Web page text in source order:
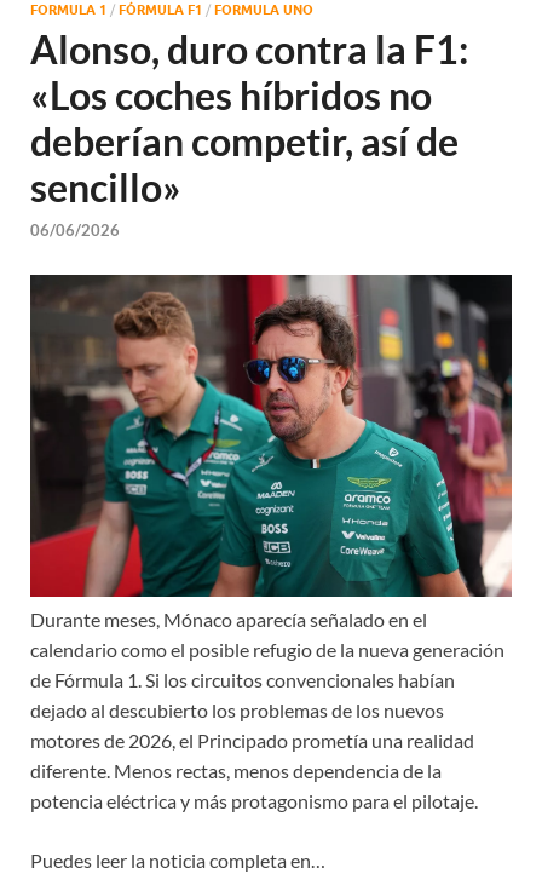
FORMULA 1 / FÓRMULA F1 / FORMULA UNO
Alonso, duro contra la F1:
«Los coches híbridos no
deberían competir, así de
sencillo»
06/06/2026
Durante meses, Mónaco aparecía señalado en el
calendario como el posible refugio de la nueva generación
de Fórmula 1. Si los circuitos convencionales habían
dejado al descubierto los problemas de los nuevos
motores de 2026, el Principado prometía una realidad
diferente. Menos rectas, menos dependencia de la
potencia eléctrica y más protagonismo para el pilotaje.
Puedes leer la noticia completa en…